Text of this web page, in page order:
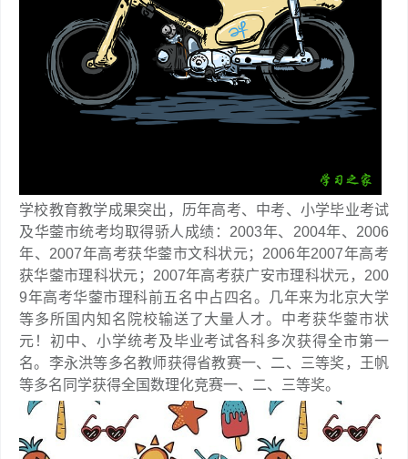
学校教育教学成果突出，历年高考、中考、小学毕业考试
及华蓥市统考均取得骄人成绩：2003年、2004年、2006
年、2007年高考获华蓥市文科状元；2006年2007年高考
获华蓥市理科状元；2007年高考获广安市理科状元，200
9年高考华蓥市理科前五名中占四名。几年来为北京大学
等多所国内知名院校输送了大量人才。中考获华蓥市状
元！初中、小学统考及毕业考试各科多次获得全市第一
名。李永洪等多名教师获得省教赛一、二、三等奖，王帆
等多名同学获得全国数理化竞赛一、二、三等奖。